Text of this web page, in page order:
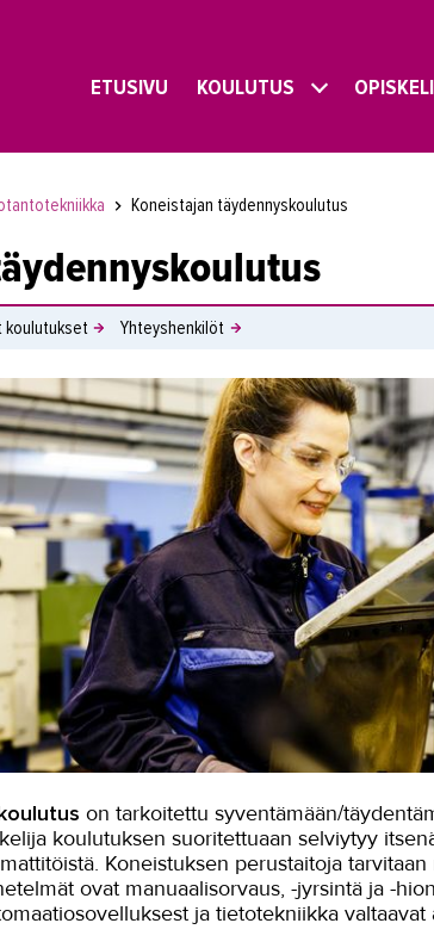
ETUSIVU KOULUTUS
Koneistajan täydennyskoulutus
koulutukset Yhteyshenkilöt
on tarkoitettu syventämään/
koulutuksen suoritettuaan selviytyy
Koneistuksen perustaitoja
ovat manuaalisorvaus, -jyrsintä ja -
ja tietotekniikka valtaavat